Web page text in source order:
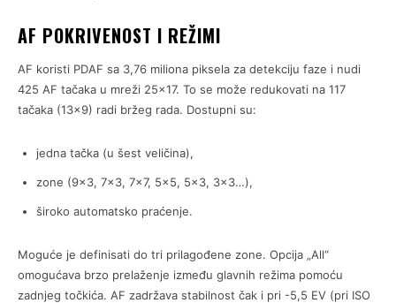
AF POKRIVENOST I REŽIMI
AF koristi PDAF sa 3,76 miliona piksela za detekciju faze i nudi
425 AF tačaka u mreži 25×17. To se može redukovati na 117
tačaka (13×9) radi bržeg rada. Dostupni su:
jedna tačka (u šest veličina),
zone (9×3, 7×3, 7×7, 5×5, 5×3, 3×3…),
široko automatsko praćenje.
Moguće je definisati do tri prilagođene zone. Opcija „All“
omogućava brzo prelaženje između glavnih režima pomoću
zadnjeg točkića. AF zadržava stabilnost čak i pri -5,5 EV (pri ISO